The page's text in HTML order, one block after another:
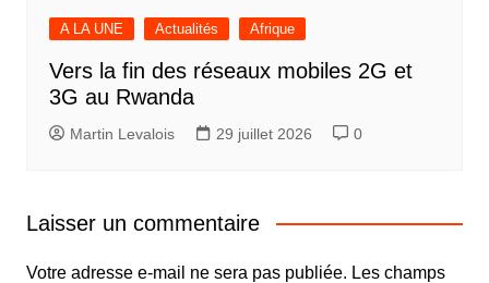
A LA UNE Actualités Afrique
Vers la fin des réseaux mobiles 2G et
3G au Rwanda
Martin Levalois 29 juillet 2026 0
Laisser un commentaire
Votre adresse e-mail ne sera pas publiée. Les champs